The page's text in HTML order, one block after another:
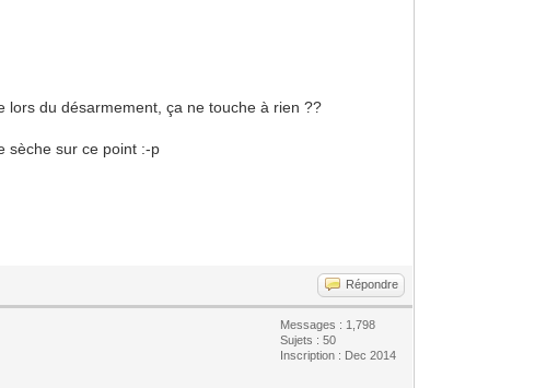
du désarmement, ça ne touche à rien ??
sèche sur ce point :-p
Répondre
Messages : 1,798
Sujets : 50
Inscription : Dec 2014